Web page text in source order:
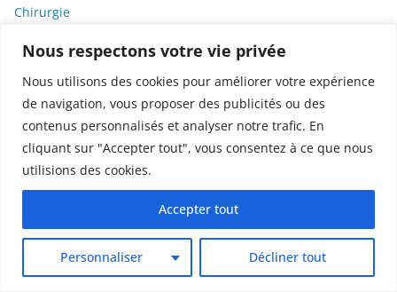
Nous respectons votre vie privée
Nous utilisons des cookies pour améliorer votre expérience
de navigation, vous proposer des publicités ou des
contenus personnalisés et analyser notre trafic. En
cliquant sur "Accepter tout", vous consentez à ce que nous
utilisions des cookies.
Personnaliser Décliner tout
Accepter tout
Chirurgie
Chlorure de vinyle
Christian Perronne
Chronique
Chronobiologie
Cigarettes
Cité des Sciences et de l'Industrie